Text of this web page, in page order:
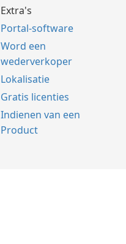
Extra's
Portal-software
Word een
wederverkoper
Lokalisatie
Gratis licenties
Indienen van een
Product